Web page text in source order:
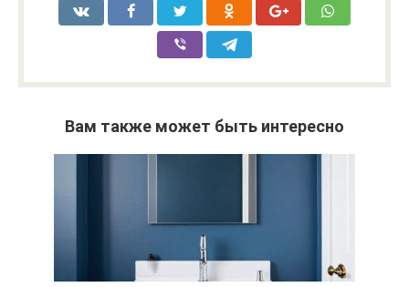
Вам также может быть интересно